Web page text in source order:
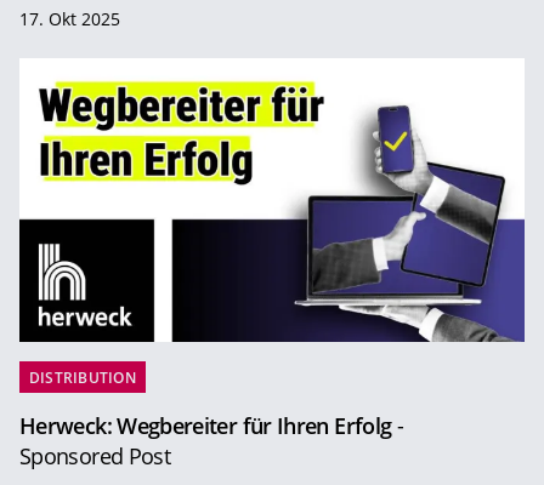
17. Okt 2025
DISTRIBUTION
Herweck: Wegbereiter für Ihren Erfolg-
Sponsored Post